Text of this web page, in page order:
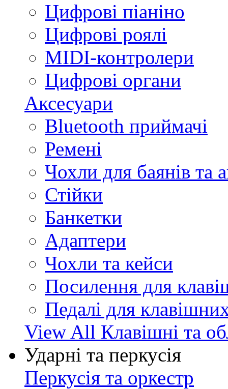
Цифрові піаніно
Цифрові роялі
MIDI-контролери
Цифрові органи
Аксесуари
Bluetooth приймачі
Ремені
Чохли для баянів та
Стійки
Банкетки
Адаптери
Чохли та кейси
Посилення для
Педалі для
View All Клавішні та
Ударні та перкусія
Перкусія та оркестр